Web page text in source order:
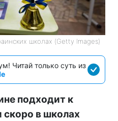
школах (Getty Images)
Читай только суть из
подходит к
скоро в школах